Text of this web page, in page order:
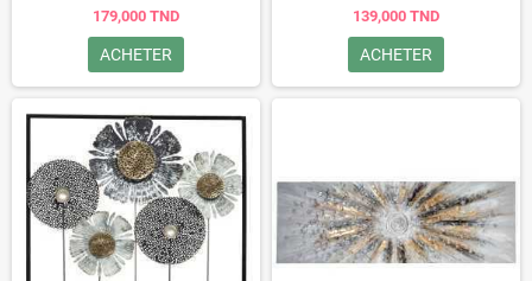
179,000 TND
ACHETER
139,000 TND
ACHETER